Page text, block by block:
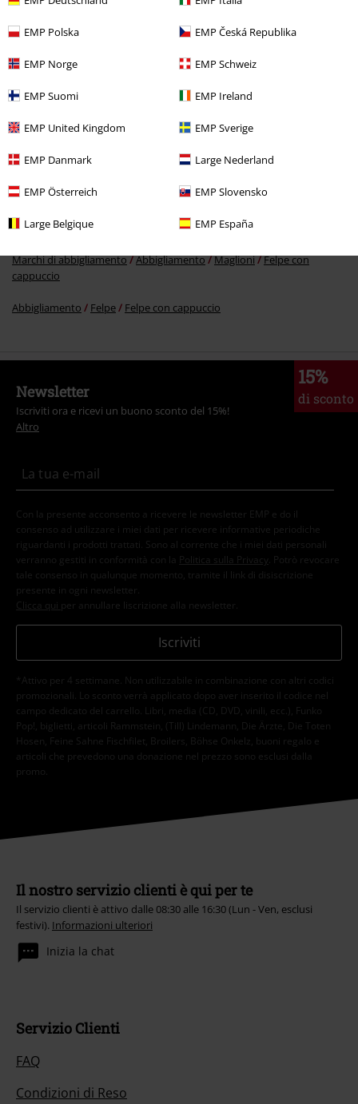
EMP Polska EMP Česká Republika
EMP Norge EMP Schweiz
EMP Suomi EMP Ireland
EMP United Kingdom EMP Sverige
EMP Danmark Large Nederland
EMP Österreich EMP Slovensko
Large Belgique EMP España
Altre Categorie. Altre Scelte.
Marchi di abbigliamento Abbigliamento Maglioni
Felpe con cappuccio
Marchi di abbigliamento Abbigliamento Maglioni
Felpe con
cappuccio
Abbigliamento Felpe Felpe con cappuccio
15%
di sconto
Newsletter
Iscriviti ora e ricevi un buono sconto del 15%!
Altro
Con la presente acconsento a ricevere le newsletter EMP e do il
consenso ad utilizzare i miei dati per ricevere informative periodiche
riguardanti i prodotti trattati. Sono al corrente che i miei dati personali
verranno gestiti in conformità con la
Politica sulla Privacy
. Potrò revocare
tale consenso in qualunque momento, tramite il link di disiscrizione
presente in ogni newsletter.
Clicca qui per annullare liscrizione alla newsletter.
Iscriviti
*Attivo per 4 settimane. Non utilizzabile in combinazione con altri codici
promozionali. Lo sconto verrà applicato dopo aver inserito il codice nel
campo dedicato del carrello. Libri, media (CD, DVD, vinili, ecc.), Funko
Pop!, biglietti, articoli Rammstein, (Till) Lindemann, Die Ärzte, Die Toten
Hosen, Feine Sahne Fischfilet, Broilers, Böhse Onkelz, buoni regalo e
articoli che prevedono una donazione nel prezzo sono esclusi dalla
promo.
Il nostro servizio clienti è qui per te
Il servizio clienti è attivo dalle 08:30 alle 16:30 (Lun - Ven, esclusi
festivi). Informazioni ulteriori
Inizia la chat
Servizio Clienti
FAQ
Condizioni di Reso